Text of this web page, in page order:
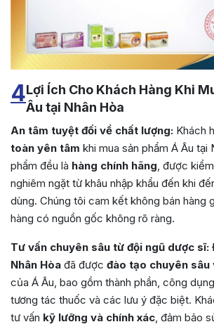
4Lợi Ích Cho Khách Hàng Khi
Âu tại Nhân Hòa
An tâm tuyệt đối về chất lượng: Khách
toàn yên tâm khi mua sản phẩm Á Âu tại
phẩm đều là hàng chính hãng , được
nghiêm ngặt từ khâu nhập khẩu đến khi
dùng. Chúng tôi cam kết không bán hàng
hàng có nguồn gốc không rõ ràng.
Tư vấn chuyên sâu từ đội ngũ dược sĩ:
Nhân Hòa đã được đào tạo chuyên sâu
của Á Âu, bao gồm thành phần, công
tương tác thuốc và các lưu ý đặc biệt.
tư vấn kỹ lưỡng và chính xác , đảm bảo